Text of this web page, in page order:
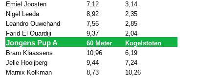
Emiel Joosten
7,12
3,14
Nigel Leeda
8,92
2,35
Leandro Ouwehand
7,56
2,85
Farid El Ouardiji
9,37 2,04
Jongens Pup A 60 Meter
Kogelstoten
Bram Klaassens
10,96
6,19
Jelle Hooijberg
9,44
7,24
Marnix Kolkman
8,73
10,26